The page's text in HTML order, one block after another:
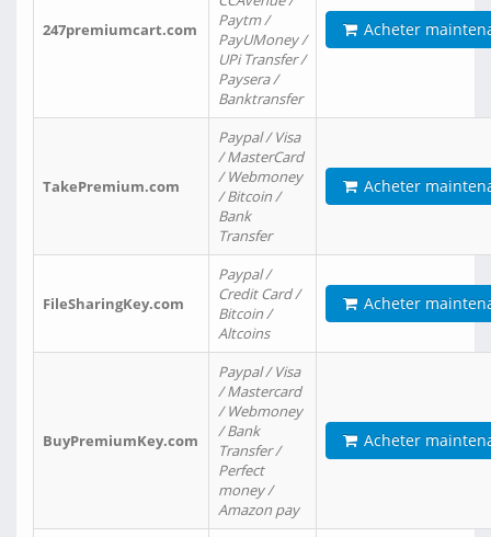
247premiumcart.com
Paytm /
PayUMoney /
UPi Transfer /
Paysera /
Banktransfer
Acheter
TakePremium.com
Paypal / Visa
/ MasterCard
/ Webmoney
/ Bitcoin /
Bank
Transfer
Acheter
FileSharingKey.com
Paypal /
Credit Card /
Bitcoin /
Altcoins
Acheter
BuyPremiumKey.com
Paypal / Visa
/ Mastercard
/ Webmoney
/ Bank
Transfer /
Perfect
money /
Amazon pay
Acheter